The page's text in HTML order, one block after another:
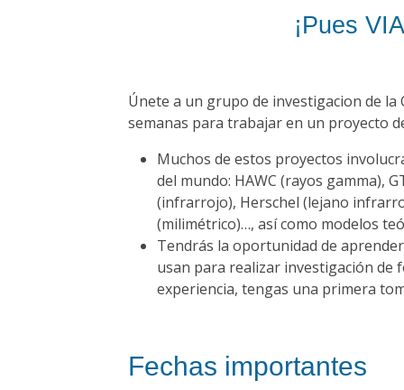
¡Pues
Únete a un grupo de investigacion de
semanas para trabajar en un proyecto
Muchos de estos proyectos
del mundo: HAWC (rayos gamma),
(infrarrojo), Herschel (lejano
(milimétrico)…, así como modelos
Tendrás la oportunidad de
usan para realizar investigación de
experiencia, tengas una primera
Fechas importantes